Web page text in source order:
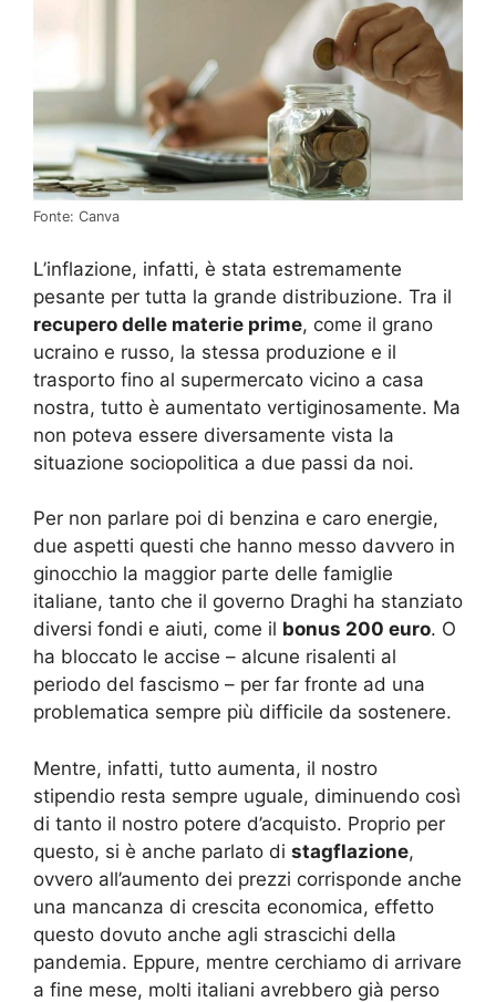
Fonte: Canva
L’inflazione, infatti, è stata estremamente
pesante per tutta la grande distribuzione. Tra il
recupero delle materie prime, come il grano
ucraino e russo, la stessa produzione e il
trasporto fino al supermercato vicino a casa
nostra, tutto è aumentato vertiginosamente. Ma
non poteva essere diversamente vista la
situazione sociopolitica a due passi da noi.
Per non parlare poi di benzina e caro energie,
due aspetti questi che hanno messo davvero in
ginocchio la maggior parte delle famiglie
italiane, tanto che il governo Draghi ha stanziato
diversi fondi e aiuti, come il bonus 200 euro. O
ha bloccato le accise – alcune risalenti al
periodo del fascismo – per far fronte ad una
problematica sempre più difficile da sostenere.
Mentre, infatti, tutto aumenta, il nostro
stipendio resta sempre uguale, diminuendo così
di tanto il nostro potere d’acquisto. Proprio per
questo, si è anche parlato di stagflazione,
ovvero all’aumento dei prezzi corrisponde anche
una mancanza di crescita economica, effetto
questo dovuto anche agli strascichi della
pandemia. Eppure, mentre cerchiamo di arrivare
a fine mese, molti italiani avrebbero già perso